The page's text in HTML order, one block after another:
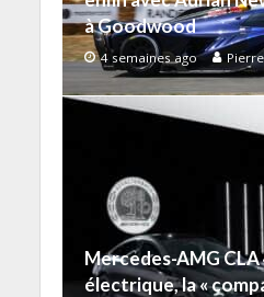
à Goodwood
4 semaines ago
Mercedes-AMG CLA
électrique, la «